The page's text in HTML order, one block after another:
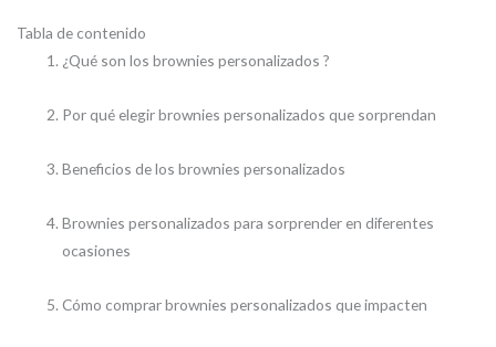
Tabla de contenido
¿Qué son los brownies personalizados ?
Por qué elegir brownies personalizados que sorprendan
Beneficios de los brownies personalizados
Brownies personalizados para sorprender en diferentes
ocasiones
Cómo comprar brownies personalizados que impacten